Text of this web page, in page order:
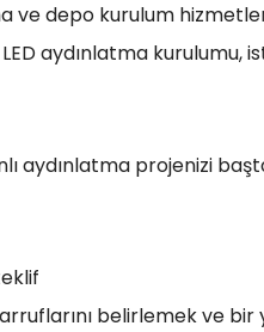
ve depo kurulum
aydınlatma
aydınlatma projenizi
belirlemek ve bir